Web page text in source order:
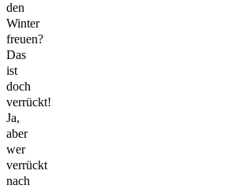
den
Winter
freuen?
Das
ist
doch
verrückt!
Ja,
aber
wer
verrückt
nach